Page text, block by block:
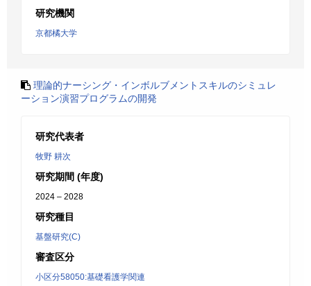
研究機関
京都橘大学
理論的ナーシング・インボルブメントスキルのシミュレ
ーション演習プログラムの開発
研究代表者
牧野 耕次
研究期間 (年度)
2024 – 2028
研究種目
基盤研究(C)
審査区分
小区分58050:基礎看護学関連